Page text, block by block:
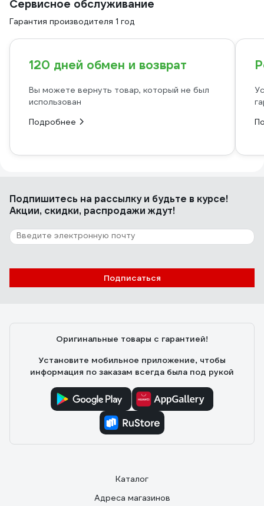
Сервисное обслуживание
Гарантия производителя 1 год
120 дней обмен и возврат
Вы можете вернуть товар, который не был
использован
Подробнее
Подпишитесь на рассылкуи будьте в курсе!
Акции, скидки, распродажи ждут!
Подписаться
Оригинальные товары с гарантией!
Установите мобильное приложение, чтобы
информация по заказам всегда была под рукой
Каталог
Адреса магазинов